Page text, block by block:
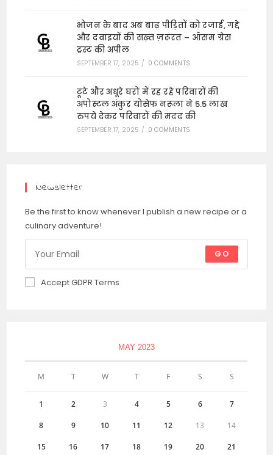
भोजन के बाद अब बाढ़ पीड़ितों को रजाई, गद्दे
और दवाइयों की सख़्त ज़रूरत – ऑसम ग्रेस
ट्रस्ट की अपील
SEPTEMBER 17, 2025 / 0 COMMENTS
टूटे और अधूरे घरों में रह रहे परिवारों की
अपोस्टल अंकुर योसेफ नरूला ने 5.5 लाख
रुपये देकर परिवारों की मदद की
SEPTEMBER 17, 2025 / 0 COMMENTS
Newsletter
Be the first to know whenever I publish a new recipe or a
culinary adventure!
GO
Accept GDPR Terms
MAY 2023
M T W T F S S
1 2 3 4 5 6 7
8 9 10 11 12 13 14
15 16 17 18 19 20 21